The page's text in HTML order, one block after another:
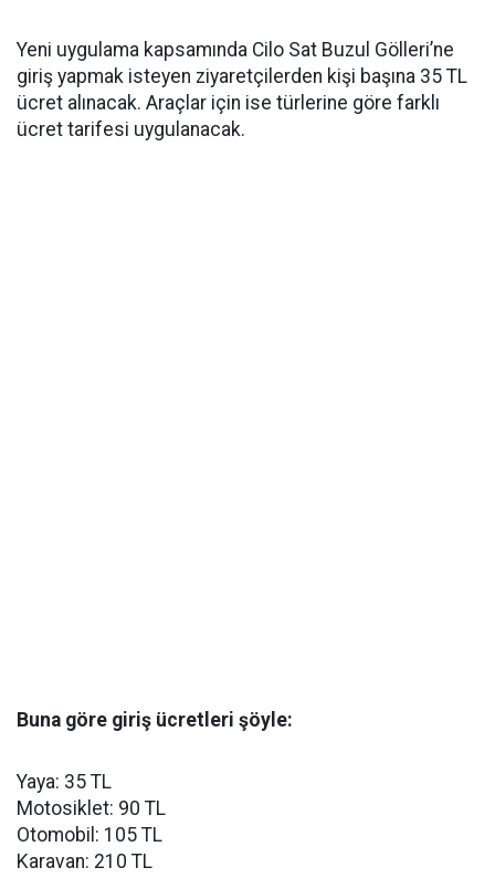
Yeni uygulama kapsamında Cilo Sat Buzul Gölleri’ne
giriş yapmak isteyen ziyaretçilerden kişi başına 35 TL
ücret alınacak. Araçlar için ise türlerine göre farklı
ücret tarifesi uygulanacak.
Buna göre giriş ücretleri şöyle:
Yaya: 35 TL
Motosiklet: 90 TL
Otomobil: 105 TL
Karavan: 210 TL